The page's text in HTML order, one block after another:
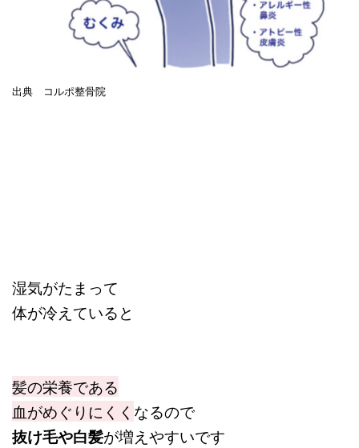
出典 コルポ整骨院
湿気がたまって
体が冷えていると
髪の栄養である
血がめぐりにくく なるので
抜け毛や白髪が増えやすいです